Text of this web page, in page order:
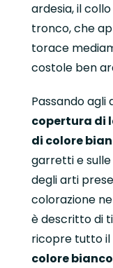
ardesia, il
tronco, che
torace
costole ben
Passando agli
copertura di
di colore
garretti e
degli arti
colorazione
è descritto di
ricopre tutto il
colore